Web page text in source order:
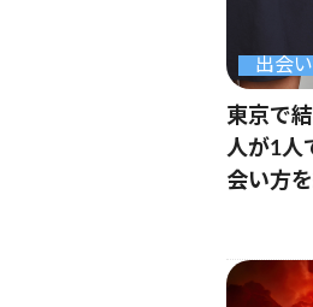
出会い
東京で
人が1人
会い方